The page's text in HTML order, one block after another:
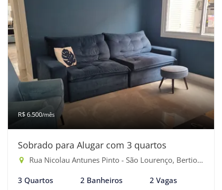
R$ 6.500/mês
Sobrado para Alugar com 3 quartos
Rua Nicolau Antunes Pinto - São Lourenço, Bertioga-SP
3 Quartos 2 Banheiros 2 Vagas